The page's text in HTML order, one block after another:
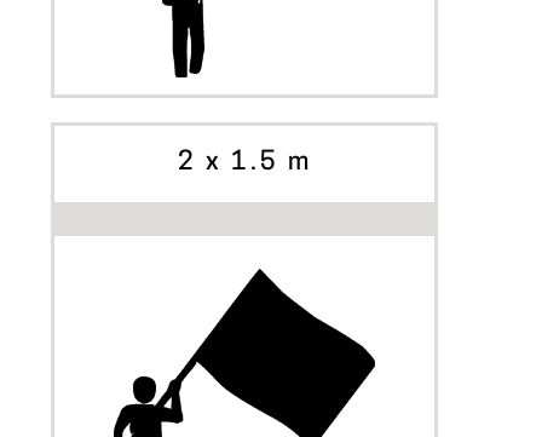
INIZIA A PERSONALIZZARE
2 x 1.5 m